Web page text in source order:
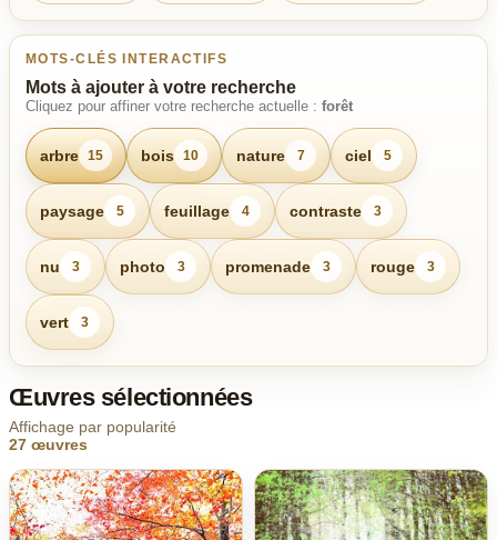
MOTS-CLÉS INTERACTIFS
Mots à ajouter à votre recherche
Cliquez pour affiner votre recherche actuelle : forêt
arbre 15 bois 10 nature 7 ciel 5
paysage 5 feuillage 4 contraste 3
nu 3 photo 3 promenade 3 rouge 3
vert 3
Œuvres sélectionnées
Affichage par popularité
27 œuvres